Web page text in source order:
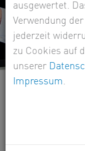
ausgewertet.
Verwendung
jederzeit
zu Cookies auf
unserer
Impressum .